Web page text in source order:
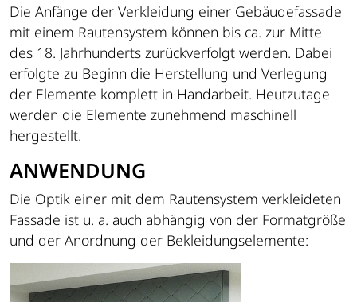
Die Anfänge der Verkleidung einer Gebäudefassade
mit einem Rautensystem können bis ca. zur Mitte
des 18. Jahrhunderts zurückverfolgt werden. Dabei
erfolgte zu Beginn die Herstellung und Verlegung
der Elemente komplett in Handarbeit. Heutzutage
werden die Elemente zunehmend maschinell
hergestellt.
ANWENDUNG
Die Optik einer mit dem Rautensystem verkleideten
Fassade ist u. a. auch abhängig von der Formatgröße
und der Anordnung der Bekleidungselemente: